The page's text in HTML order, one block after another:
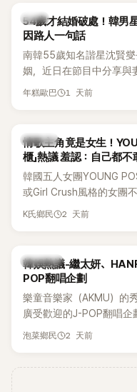
韓星
54歲才結婚破處！韓男
因路人一句話
南韓55歲知名諧星沈賢
姻，近日在節目中分享與
受兩人世界，沒想到站在
年糕歐巴 1 天前
K-POP
情歌主角竟是女生！
櫃」熱議 羞認：自己都不
韓國五人女團YOUNG
或Girl Crush風格的女團
創Rap及成員親自參與創
為第五代女團中極具辨識
K氏鄉民 2 天前
熱議討論
韓娛熱議-繼太妍、
POP翻唱企劃
樂童音樂家（AKMU）的
廣受歡迎的J-POP翻唱企
獲選為第三首翻唱歌曲的
泡菜鄉民 2 天前